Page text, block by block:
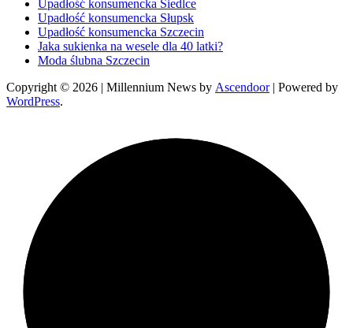
Upadłość konsumencka Siedlce
Upadłość konsumencka Słupsk
Upadłość konsumencka Szczecin
Jaka sukienka na wesele dla 40 latki?
Moda ślubna Szczecin
Copyright © 2026 | Millennium News by Ascendoor| Powered by
WordPress.